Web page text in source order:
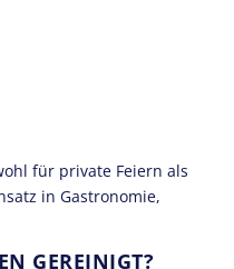
für private Feiern als
in Gastronomie,
GEREINIGT?